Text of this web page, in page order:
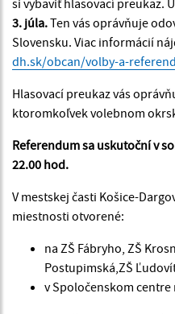
si vybaviť hlasovací preukaz.
3. júla.Ten vás oprávňuje
Slovensku. Viac informácií
dh.sk/obcan/volby-a-
Hlasovací preukaz vás
ktoromkoľvek volebnom
Referendum sa uskutoční v
22.00 hod.
V mestskej časti Košice-
miestnosti otvorené:
na ZŠ Fábryho, ZŠ
Postupimská,ZŠ
v Spoločenskom centre